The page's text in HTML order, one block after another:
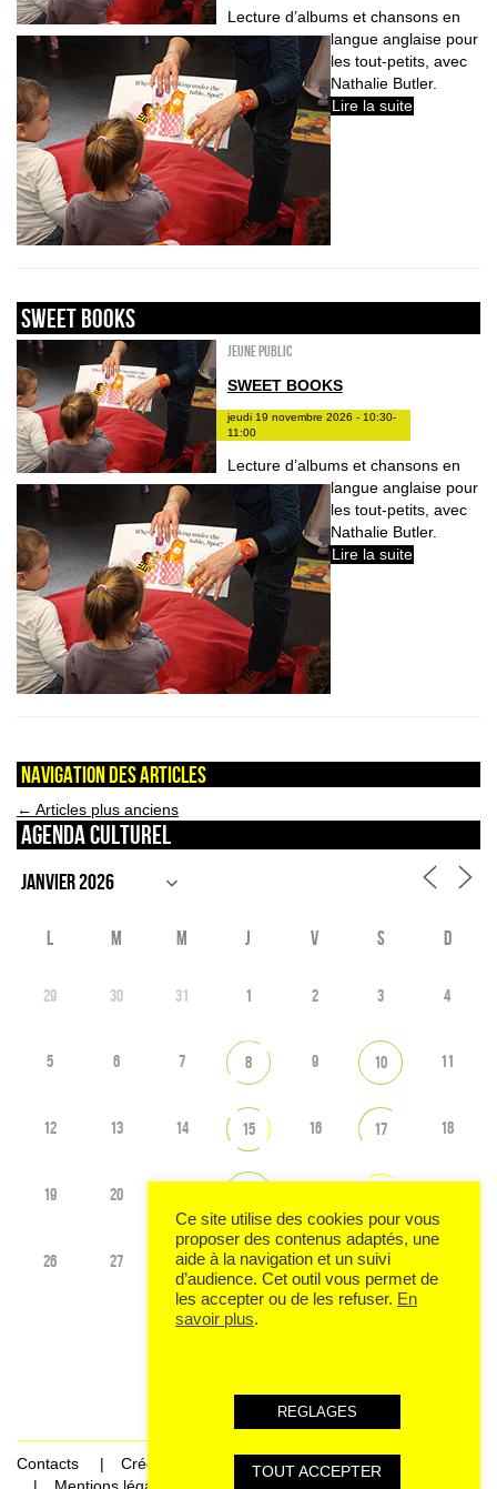
Lecture d’albums et chansons en
langue anglaise pour
les tout-petits, avec
Nathalie Butler.
Lire la suite
sweet books
Jeune public
SWEET BOOKS
jeudi 19 novembre 2026 - 10:30-
11:00
Lecture d’albums et chansons en
langue anglaise pour
les tout-petits, avec
Nathalie Butler.
Lire la suite
Navigation des articles
← Articles plus anciens
Agenda culturel
L M M J V S D
29 30 31 1 2 3 4
5 6 7 8 9 10 11
12 13 14 15 16 17 18
19 20
26 27 28 29 30 31
Contacts
Crédits
Ce site utilise des cookies pour vous
proposer des contenus adaptés, une
aide à la navigation et un suivi
d’audience. Cet outil vous permet de
les accepter ou de les refuser. En
savoir plus.
REGLAGES
TOUT ACCEPTER